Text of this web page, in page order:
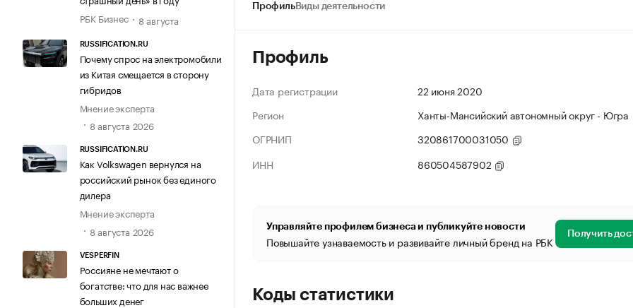
РБК Бизнес
8 августа
RUSSIFICATION.RU
Почему спрос на электромобили
из Китая смещается в сторону
гибридов
Мнение эксперта
8 августа 2026
RUSSIFICATION.RU
Как Volkswagen вернулся на
российский рынок без единого
дилера
Мнение эксперта
8 августа 2026
VESPERFIN
Россияне не мечтают о
богатстве: что для нас важнее
больших денег
ПрофильВиды деятельности
Профиль
Дата регистрации
22 июня 2020
Регион
Ханты-Мансийский автономный округ - Югра
ОГРНИП
320861700031050
ИНН
860504587902
Управляйте профилем бизнеса и публикуйте новости
Повышайте узнаваемость и развивайте личный бренд на РБК Получить
Коды статистики